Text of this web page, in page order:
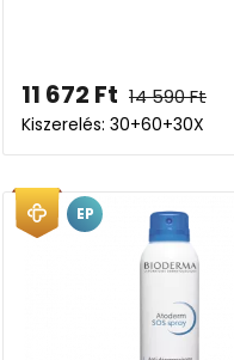
11 672 Ft 14 590Ft
Kiszerelés: 30+60+30X
EP